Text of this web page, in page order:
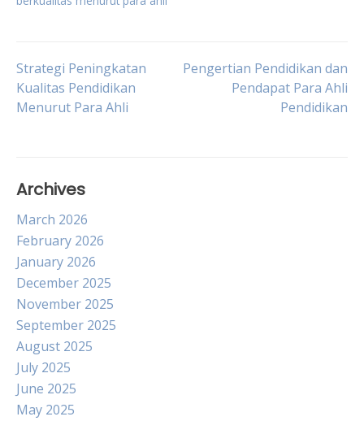
Post
navigation
Strategi Peningkatan
Kualitas Pendidikan
Menurut Para Ahli
Pengertian Pendidikan dan
Pendapat Para Ahli
Pendidikan
Archives
March 2026
February 2026
January 2026
December 2025
November 2025
September 2025
August 2025
July 2025
June 2025
May 2025